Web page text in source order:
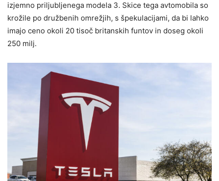
izjemno priljubljenega modela 3. Skice tega avtomobila so
krožile po družbenih omrežjih, s špekulacijami, da bi lahko
imajo ceno okoli 20 tisoč britanskih funtov in doseg okoli
250 milj.